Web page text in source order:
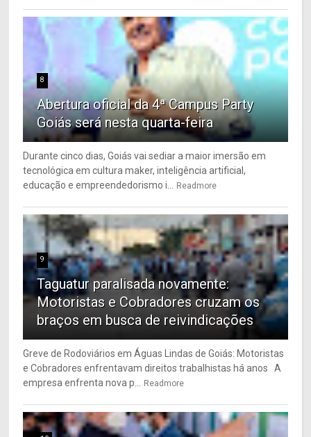
8
Abertura oficial da 4ª Campus Party
Goiás será nesta quarta-feira
Durante cinco dias, Goiás vai sediar a maior imersão em
tecnológica em cultura maker, inteligência artificial,
educação e empreendedorismo i...
Readmore
9
Taguatur paralisada novamente:
Motoristas e Cobradores cruzam os
braços em busca de reivindicações
Greve de Rodoviários em Águas Lindas de Goiás: Motoristas
e Cobradores enfrentavam direitos trabalhistas há anos A
empresa enfrenta nova p...
Readmore